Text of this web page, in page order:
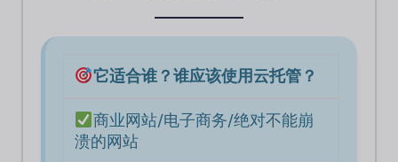
它适合谁？谁应该使用云托管？
商业网站/电子商务/绝对不能崩
溃的网站